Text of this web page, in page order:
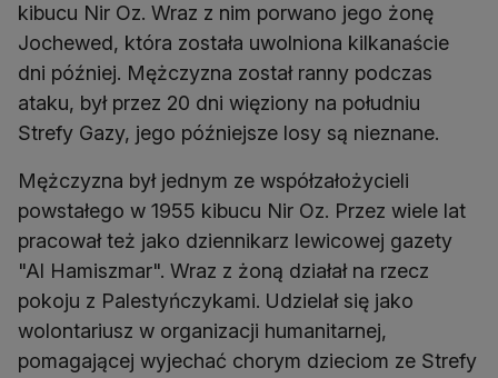
kibucu Nir Oz. Wraz z nim porwano jego żonę
Jochewed, która została uwolniona kilkanaście
dni później. Mężczyzna został ranny podczas
ataku, był przez 20 dni więziony na południu
Strefy Gazy, jego późniejsze losy są nieznane.
Mężczyzna był jednym ze współzałożycieli
powstałego w 1955 kibucu Nir Oz. Przez wiele lat
pracował też jako dziennikarz lewicowej gazety
"Al Hamiszmar". Wraz z żoną działał na rzecz
pokoju z Palestyńczykami. Udzielał się jako
wolontariusz w organizacji humanitarnej,
pomagającej wyjechać chorym dzieciom ze Strefy